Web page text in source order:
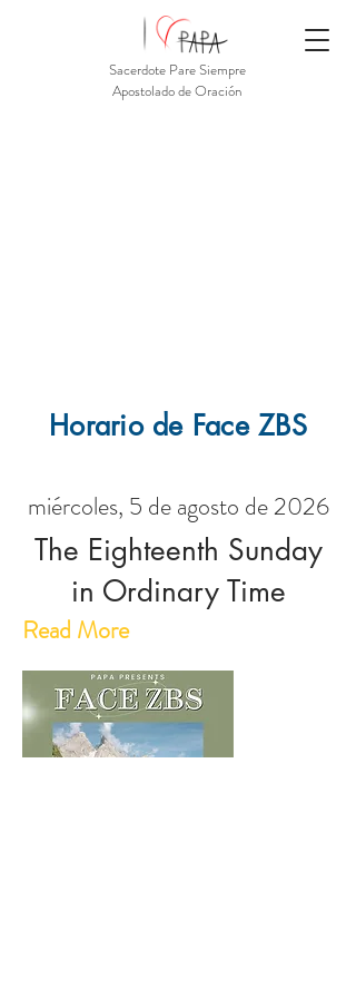
Sacerdote Pare Siempre
Apostolado de Oración
Horario de Face ZBS
miércoles, 5 de agosto de 2026
The Eighteenth Sunday
in Ordinary Time
Read More